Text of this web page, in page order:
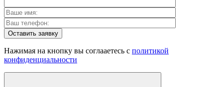
Оставить заявку
Нажимая на кнопку вы соглааетесь с политикой
конфиденциальности